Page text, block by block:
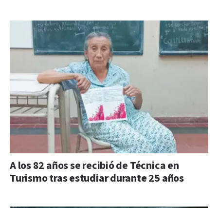
A los 82 años se recibió de Técnica en
Turismo tras estudiar durante 25 años